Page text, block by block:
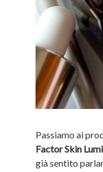
Passiamo ai
Factor Skin
già sentito